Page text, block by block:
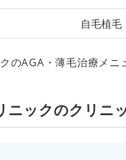
自毛植毛
のAGA・薄毛治療メニ
ニックのクリニ